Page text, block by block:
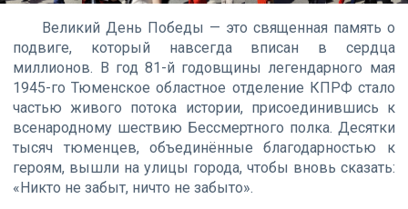
Великий День Победы — это священная память о
подвиге, который навсегда вписан в сердца
миллионов. В год 81-й годовщины легендарного мая
1945-го Тюменское областное отделение КПРФ стало
частью живого потока истории, присоединившись к
всенародному шествию Бессмертного полка. Десятки
тысяч тюменцев, объединённые благодарностью к
героям, вышли на улицы города, чтобы вновь сказать:
«Никто не забыт, ничто не забыто».